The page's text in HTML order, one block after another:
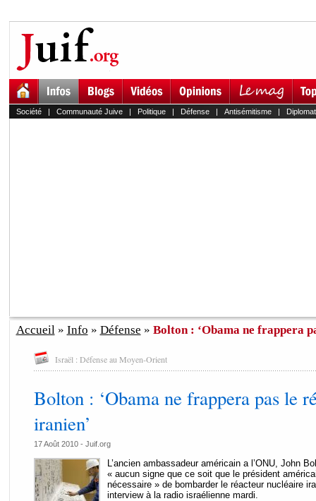
Société| Communauté Juive| Politique| Défense| Antisémitisme|
Accueil» Info » Défense » Bolton : ‘Obama ne frappera
Israël : Défense au Moyen-Orient
Bolton : ‘Obama ne frappera pas le
iranien’
17 Août 2010 - Juif.org
L’ancien ambassadeur américain a l’ONU, John
« aucun signe que ce soit que le président
nécessaire » de bombarder le réacteur nucléaire
interview à la radio israélienne mardi.